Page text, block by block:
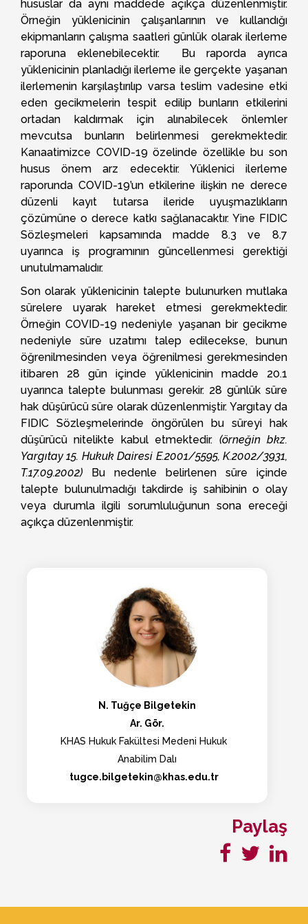
hususlar da aynı maddede açıkça düzenlenmiştir.
Örneğin yüklenicinin çalışanlarının ve kullandığı
ekipmanların çalışma saatleri günlük olarak ilerleme
raporuna eklenebilecektir. Bu raporda ayrıca
yüklenicinin planladığı ilerleme ile gerçekte yaşanan
ilerlemenin karşılaştırılıp varsa teslim vadesine etki
eden gecikmelerin tespit edilip bunların etkilerini
ortadan kaldırmak için alınabilecek önlemler
mevcutsa bunların belirlenmesi gerekmektedir.
Kanaatimizce COVID-19 özelinde özellikle bu son
husus önem arz edecektir. Yüklenici ilerleme
raporunda COVID-19’un etkilerine ilişkin ne derece
düzenli kayıt tutarsa ileride uyuşmazlıkların
çözümüne o derece katkı sağlanacaktır. Yine FIDIC
Sözleşmeleri kapsamında madde 8.3 ve 8.7
uyarınca iş programının güncellenmesi gerektiği
unutulmamalıdır.
Son olarak yüklenicinin talepte bulunurken mutlaka
sürelere uyarak hareket etmesi gerekmektedir.
Örneğin COVID-19 nedeniyle yaşanan bir gecikme
nedeniyle süre uzatımı talep edilecekse, bunun
öğrenilmesinden veya öğrenilmesi gerekmesinden
itibaren 28 gün içinde yüklenicinin madde 20.1
uyarınca talepte bulunması gerekir. 28 günlük süre
hak düşürücü süre olarak düzenlenmiştir. Yargıtay da
FIDIC Sözleşmelerinde öngörülen bu süreyi hak
düşürücü nitelikte kabul etmektedir. (örneğin bkz.
Yargıtay 15. Hukuk Dairesi E.2001/5595, K.2002/3931,
T.17.09.2002) Bu nedenle belirlenen süre içinde
talepte bulunulmadığı takdirde iş sahibinin o olay
veya durumla ilgili sorumluluğunun sona ereceği
açıkça düzenlenmiştir.
N. Tuğçe Bilgetekin
Ar. Gör.
KHAS Hukuk Fakültesi Medeni Hukuk
Anabilim Dalı
tugce.bilgetekin@khas.edu.tr
Paylaş